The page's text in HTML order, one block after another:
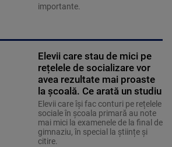
importante.
Elevii care stau de mici pe
rețelele de socializare vor
avea rezultate mai proaste
la școală. Ce arată un studiu
Elevii care îşi fac conturi pe rețelele
sociale în școala primară au note
mai mici la examenele de la final de
gimnaziu, în special la științe și
citire.